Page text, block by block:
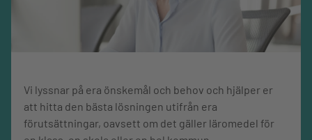
Vi lyssnar på era önskemål och behov och hjälper er
att hitta den bästa lösningen utifrån era
förutsättningar, oavsett om det gäller läromedel för